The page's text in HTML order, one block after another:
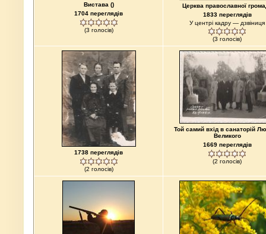
Вистава ()
1704 переглядів
(3 голосів)
Церква православної
1833 переглядів
У центрі кадру — дзвіниця
(3 голосів)
1738 переглядів
(2 голосів)
Той самий вхід в санаторій
Великого
1669 переглядів
(2 голосів)